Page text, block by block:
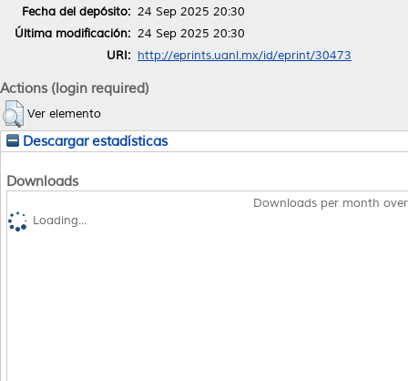
Fecha del depósito: 24 Sep 2025 20:30
Última modificación: 24 Sep 2025 20:30
URI: http://eprints.uanl.mx/id/eprint/30473
Actions (login required)
Ver elemento
Descargar estadísticas
Downloads
Downloads per month
Loading...